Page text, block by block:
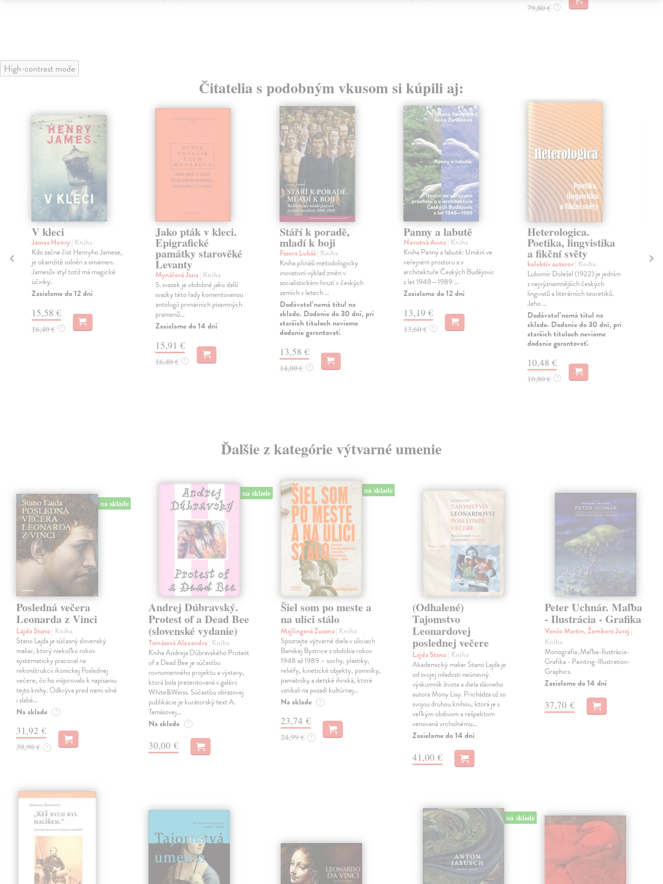
79,80 € ?
High-contrast mode
Čitatelia s podobným vkusom si kúpili aj:
V kleci
James Henry| Kniha
Kdo začne číst Henryho Jamese,
je okamžitě oslněn a omámen.
Jamesův styl totiž má magické
účinky.
Zasielame do 12 dní
15,58 €
16,40 € ?
Jako pták v kleci.
Epigrafické
památky starověké
Levanty
Mynářová Jana| Kniha
5. svazek je obdobně jako další
svazky této řady komentovanou
antologií primárních písemných
pramenů...
Zasielame do 14 dní
15,91 €
16,40 € ?
Stáří k poradě,
mladí k boji
Fasora Lukáš| Kniha
Kniha přináší metodologicky
inovativní výklad změn v
socialistickém hnutí v českých
zemích v letech ...
Dodávateľ nemá titul na
sklade. Dodanie do 30 dní, pri
starších tituloch nevieme
dodanie garantovať.
13,58 €
14,00 € ?
Panny a labutě
Novotná Anna| Kniha
Kniha Panny a labutě: Umění ve
veřejném prostoru a v
architektuře Českých Budějovic
z let 1948—1989 ...
Zasielame do 12 dní
13,19 €
13,60 € ?
Heterologica.
Poetika, lingvistika
a fikční světy
kolektív autorov| Kniha
Lubomír Doležel (1922) je jedním
z nejvýznamnějších českých
lingvistů a literárních teoretiků.
Jeho ...
Dodávateľ nemá titul na
sklade. Dodanie do 30 dní, pri
starších tituloch nevieme
dodanie garantovať.
10,48 €
10,80 € ?
Ďalšie z kategórie výtvarné umenie
na sklade
Posledná večera
Leonarda z Vinci
Lajda Stano| Kniha
Stano Lajda je súčasný slovenský
maliar, ktorý niekoľko rokov
systematicky pracoval na
rekonštrukcii ikonickej Poslednej
večere, čo ho inšpirovalo k napísaniu
tejto knihy. Odkrýva pred nami silné
i slabé…
Na sklade ?
31,92 €
39,90 € ?
na sklade
Andrej Dúbravský.
Protest of a Dead Bee
(slovenské vydanie)
Tamásová Alexandra| Kniha
Kniha Andreja Dúbravského Protest
of a Dead Bee je súčasťou
rovnomenného projektu a výstavy,
ktorá bola prezentovaná v galérii
White&Weiss. Súčasťou obrazovej
publikácie je kurátorský text A.
Tamásovej…
Na sklade ?
30,00 €
na sklade
Šiel som po meste a
na ulici stálo
Majlingová Zuzana| Kniha
Spoznajte výtvarné diela v uliciach
Banskej Bystrice z obdobia rokov
1948 až 1989 – sochy, plastiky,
reliéfy, kinetické objekty, pomníky,
pamätníky a detské ihriská, ktoré
vznikali na pozadí kultúrnej…
Na sklade ?
23,74 €
24,99 € ?
(Odhalené)
Tajomstvo
Leonardovej
poslednej večere
Lajda Stano| Kniha
Akademický maliar Stano Lajda je
od svojej mladosti neúnavný
výskumník života a diela slávneho
autora Mony Lisy. Prichádza už so
svojou druhou knihou, ktorá je s
veľkým obdivom a rešpektom
venovaná vrcholnému…
Zasielame do 14 dní
41,00 €
Peter Uchnár. Maľba
- Ilustrácia - Grafika
Vančo Martin, Žembera Juraj |
Kniha
Monografia. Maľba-Ilustrácia-
Grafika - Painting-Illustration-
Graphics.
Zasielame do 14 dní
37,70 €
na sklade